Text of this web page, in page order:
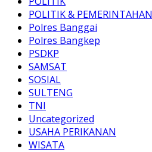
POLITIK & PEMERINTAHAN
Polres Banggai
Polres Bangkep
PSDKP
SAMSAT
SOSIAL
SULTENG
TNI
Uncategorized
USAHA PERIKANAN
WISATA